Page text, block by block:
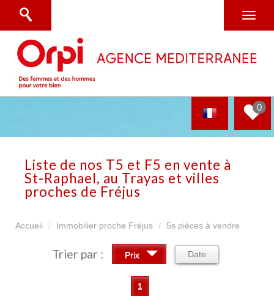
0
Liste de nos T5 et F5 en vente à
St-Raphael, au Trayas et villes
proches de Fréjus
Accueil Immobilier proche Fréjus 5s pièces à vendre
Trier par : Prix Date
1